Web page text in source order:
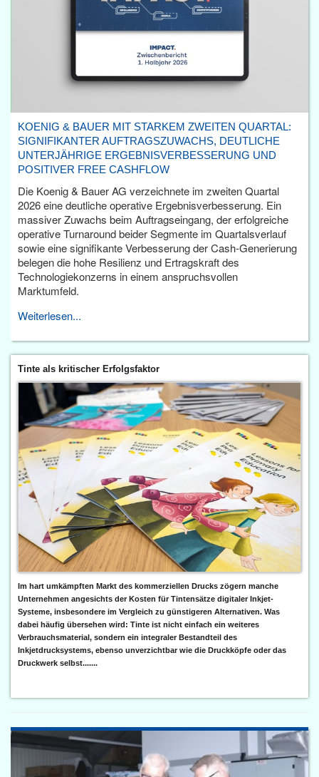
KOENIG & BAUER MIT STARKEM ZWEITEN QUARTAL:
SIGNIFIKANTER AUFTRAGSZUWACHS, DEUTLICHE
UNTERJÄHRIGE ERGEBNISVERBESSERUNG UND
POSITIVER FREE CASHFLOW
Die Koenig & Bauer AG verzeichnete im zweiten Quartal
2026 eine deutliche operative Ergebnisverbesserung. Ein
massiver Zuwachs beim Auftragseingang, der erfolgreiche
operative Turnaround beider Segmente im Quartalsverlauf
sowie eine signifikante Verbesserung der Cash-Generierung
belegen die hohe Resilienz und Ertragskraft des
Technologiekonzerns in einem anspruchsvollen
Marktumfeld.
Weiterlesen...
Tinte als kritischer Erfolgsfaktor
Im hart umkämpften Markt des kommerziellen Drucks zögern manche
Unternehmen angesichts der Kosten für Tintensätze digitaler Inkjet-
Systeme, insbesondere im Vergleich zu günstigeren Alternativen. Was
dabei häufig übersehen wird: Tinte ist nicht einfach ein weiteres
Verbrauchsmaterial, sondern ein integraler Bestandteil des
Inkjetdrucksystems, ebenso unverzichtbar wie die Druckköpfe oder das
Druckwerk selbst.......